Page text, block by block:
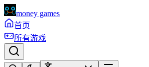
money games
首页
所有游戏